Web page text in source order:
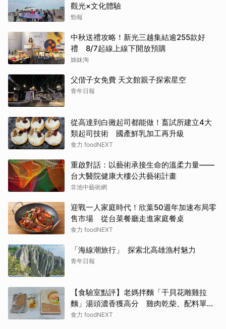
觀光×文化體驗
勁報
中秋送禮攻略！新光三越集結逾255款好
禮 8/7起線上線下開放預購
姊妹淘
父偕子女免費 天文館親子探索星空
青年日報
從高達到白黴起司都能做！畜試所建立4大
類起司技術 國產鮮乳加工再升級
食力 foodNEXT
重啟對話：以藝術承接生命的溫柔力量——
台大醫院健康大樓公共藝術計畫
非池中藝術網
迎戰一人家庭時代！欣葉50週年加速布局零
售市場 從台菜餐廳走進家庭餐桌
食力 foodNEXT
「海線潮旅行」 探索北高雄漁村魅力
青年日報
【食驗室點評】老媽拌麵「干貝花雕雞拉
麵」湯頭濃香獲高分 雞肉乾柴、配料單調
成扣分點
食力 foodNEXT